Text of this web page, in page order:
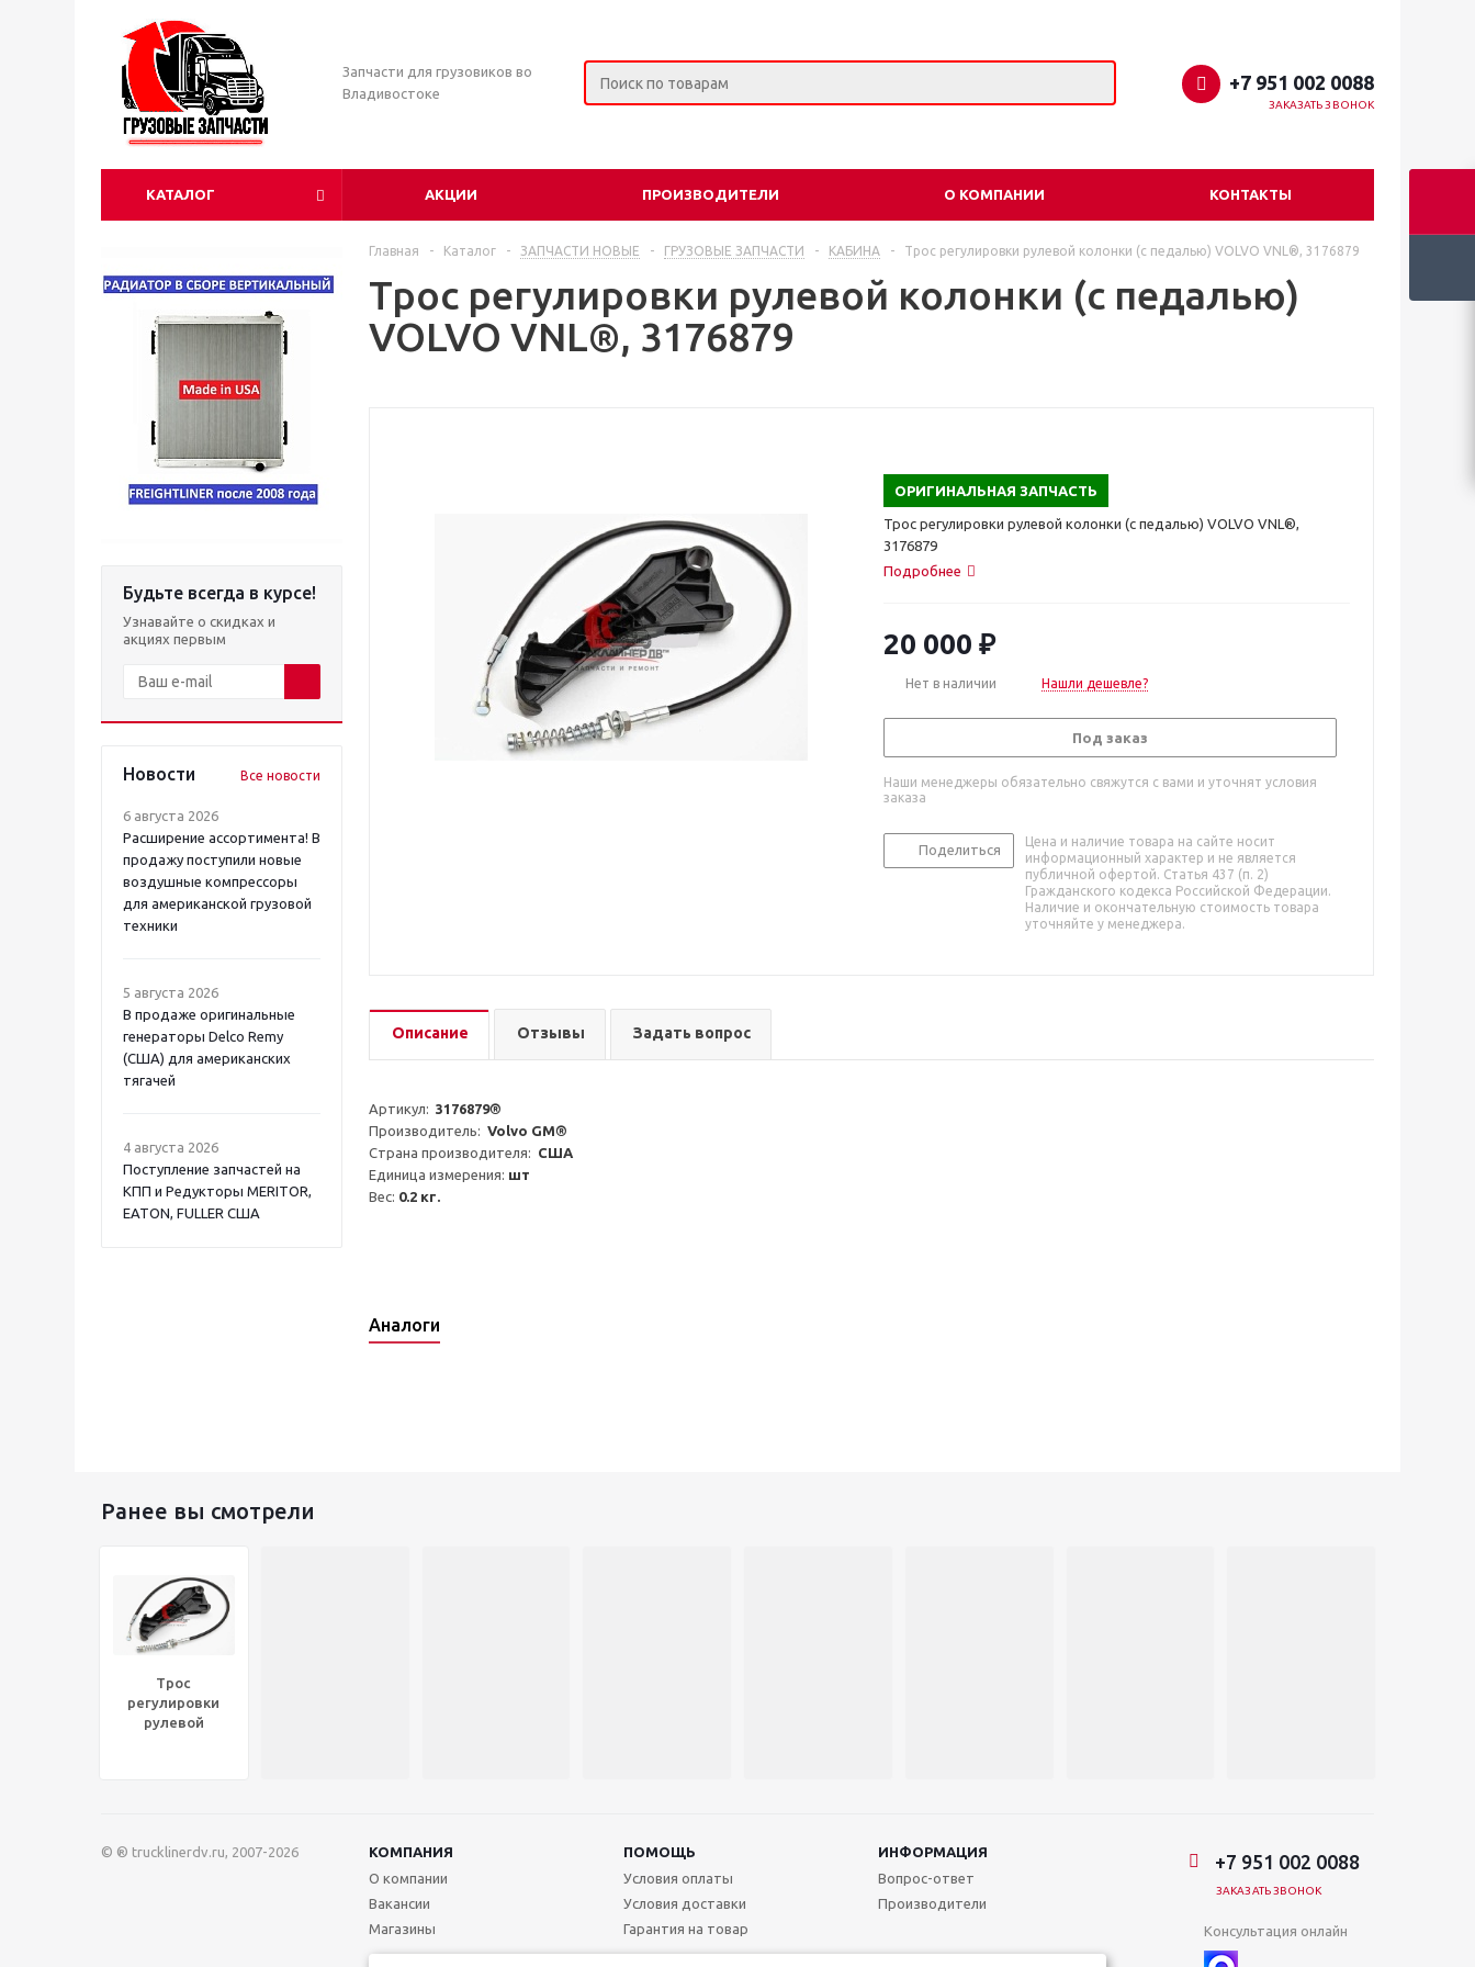
Запчасти для грузовиков во
Владивостоке
+7 951 002 0088
ЗАКАЗАТЬ ЗВОНОК
КАТАЛОГ АКЦИИ ПРОИЗВОДИТЕЛИ О КОМПАНИИ КОНТАКТЫ
Будьте всегда в курсе!
Узнавайте о скидках и
акциях первым
Новости Все новости
6 августа 2026
Расширение ассортимента! В
продажу поступили новые
воздушные компрессоры
для американской грузовой
техники
5 августа 2026
В продаже оригинальные
генераторы Delco Remy
(США) для американских
тягачей
4 августа 2026
Поступление запчастей на
КПП и Редукторы MERITOR,
EATON, FULLER США
Главная - Каталог - ЗАПЧАСТИ НОВЫЕ - ГРУЗОВЫЕ ЗАПЧАСТИ - КАБИНА - Трос регулировки рулевой колонки (с педалью) VOLVO VNL®, 3176879
Трос регулировки рулевой колонки (с педалью)
VOLVO VNL®, 3176879
ОРИГИНАЛЬНАЯ ЗАПЧАСТЬ
Трос регулировки рулевой колонки (с педалью) VOLVO VNL®,
3176879
Подробнее
20 000 ₽
Нет в наличии Нашли дешевле?
Под заказ
Наши менеджеры обязательно свяжутся с вами и уточнят условия
заказа
Поделиться
Цена и наличие товара на сайте носит
информационный характер и не является
публичной офертой. Статья 437 (п. 2)
Гражданского кодекса Российской Федерации.
Наличие и окончательную стоимость товара
уточняйте у менеджера.
Описание Отзывы Задать вопрос
Артикул: 3176879®
Производитель: Volvo GM®
Страна производителя: США
Единица измерения: шт
Вес: 0.2 кг.
Аналоги
Ранее вы смотрели
Трос
регулировки
рулевой
© ® trucklinerdv.ru, 2007-2026 КОМПАНИЯ ПОМОЩЬ
ИНФОРМАЦИЯ
О компании
Вакансии
Магазины
Условия оплаты
Условия доставки
Гарантия на товар
Вопрос-ответ
Производители
+7 951 002 0088
ЗАКАЗАТЬ ЗВОНОК
Консультация онлайн